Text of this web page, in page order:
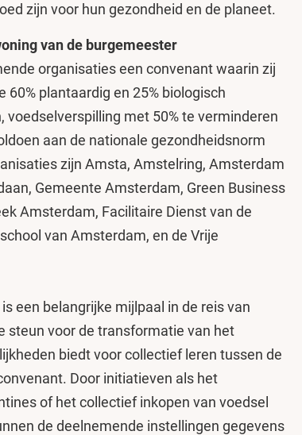
zijn voor hun gezondheid en de planeet.
van de burgemeester
organisaties een convenant waarin zij
plantaardig en 25% biologisch
met 50% te verminderen
aan de nationale gezondheidsnorm
zijn Amsta, Amstelring, Amsterdam
Gemeente Amsterdam, Green Business
Amsterdam, Facilitaire Dienst van de
van Amsterdam, en de Vrije
een belangrijke mijlpaal in de reis van
steun voor de transformatie van het
biedt voor collectief leren tussen de
Door initiatieven als het
of het collectief inkopen van voedsel
de deelnemende instellingen gegevens